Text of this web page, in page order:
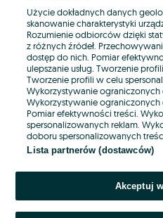
E-mail
Hasło
Nie pamiętasz hasła?
Użycie dokładnych danych
skanowanie charakterystyki
Rozumienie odbiorców dzięki
z różnych źródeł.
dostęp do nich. Pomiar
ulepszanie usług. Tworzenie
Tworzenie profili w celu
Wykorzystywanie
Wykorzystywanie
Pomiar efektywności treści.
spersonalizowanych reklam.
doboru spersonalizowanych
Lista partnerów (dostawców)
Akceptuj